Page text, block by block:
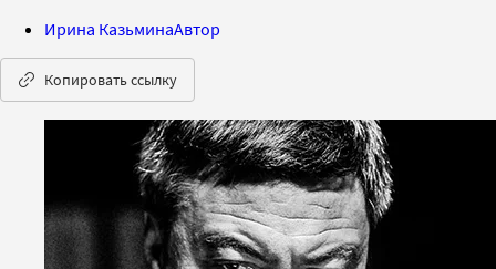
Ирина КазьминаАвтор
Копировать ссылку